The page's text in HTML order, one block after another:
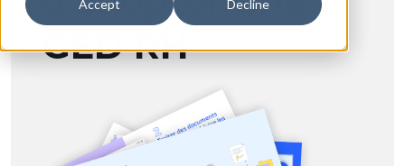
Accept Decline
GED RH